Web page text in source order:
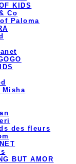
KIDS
Co
Paloma
Misha
des fleurs
BUT AMOR